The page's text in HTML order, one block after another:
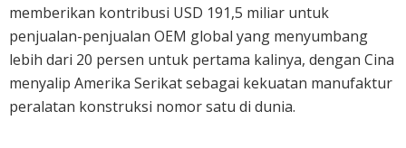
memberikan kontribusi USD 191,5 miliar untuk
penjualan-penjualan OEM global yang menyumbang
lebih dari 20 persen untuk pertama kalinya, dengan Cina
menyalip Amerika Serikat sebagai kekuatan manufaktur
peralatan konstruksi nomor satu di dunia.